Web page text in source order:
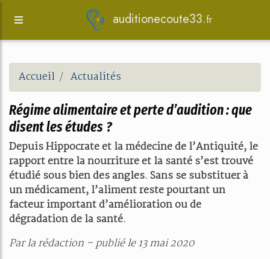
auditionecoute33.fr
Accueil Actualités
Régime alimentaire et perte d’audition : que
disent les études ?
Depuis Hippocrate et la médecine de l’Antiquité, le
rapport entre la nourriture et la santé s’est trouvé
étudié sous bien des angles. Sans se substituer à
un médicament, l’aliment reste pourtant un
facteur important d’amélioration ou de
dégradation de la santé.
Par la rédaction – publié le 13 mai 2020